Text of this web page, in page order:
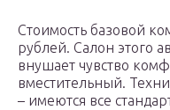
Стоимость базовой
рублей. Салон этого
внушает чувство
вместительный.
– имеются все